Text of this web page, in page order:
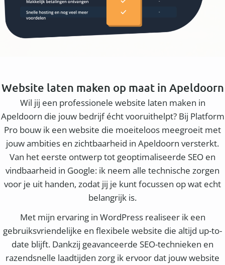
Website laten maken op maat in Apeldoorn
Wil jij een professionele website laten maken in
Apeldoorn die jouw bedrijf écht vooruithelpt? Bij Platform
Pro bouw ik een website die moeiteloos meegroeit met
jouw ambities en zichtbaarheid in Apeldoorn versterkt.
Van het eerste ontwerp tot geoptimaliseerde SEO en
vindbaarheid in Google: ik neem alle technische zorgen
voor je uit handen, zodat jij je kunt focussen op wat echt
belangrijk is.
Met mijn ervaring in WordPress realiseer ik een
gebruiksvriendelijke en flexibele website die altijd up-to-
date blijft. Dankzij geavanceerde SEO-technieken en
razendsnelle laadtijden zorg ik ervoor dat jouw website